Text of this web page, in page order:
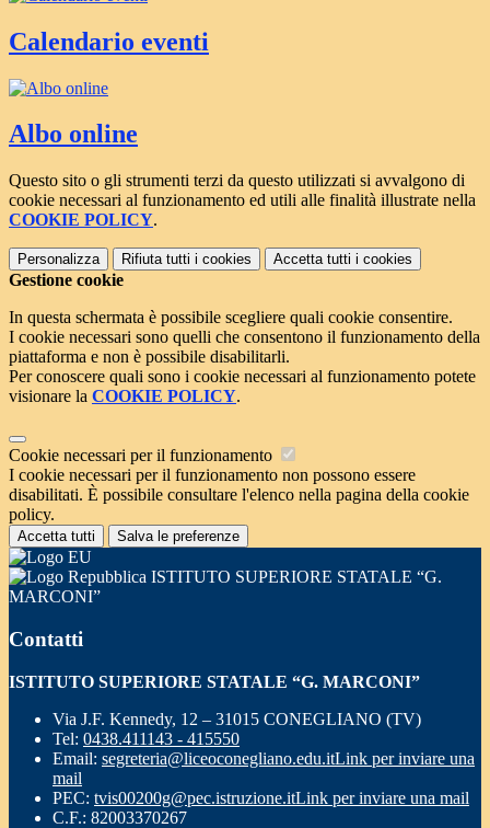
Calendario eventi
Albo online
Questo sito o gli strumenti terzi da questo utilizzati si avvalgono di
cookie necessari al funzionamento ed utili alle finalità illustrate nella
COOKIE POLICY.
Personalizza Rifiuta tutti i cookies Accetta tutti i cookies
Gestione cookie
In questa schermata è possibile scegliere quali cookie consentire.
I cookie necessari sono quelli che consentono il funzionamento della
piattaforma e non è possibile disabilitarli.
Per conoscere quali sono i cookie necessari al funzionamento potete
visionare la COOKIE POLICY.
Cookie necessari per il funzionamento
I cookie necessari per il funzionamento non possono essere
disabilitati. È possibile consultare l'elenco nella pagina della cookie
policy.
Accetta tutti Salva le preferenze
ISTITUTO SUPERIORE STATALE “G.
MARCONI”
Contatti
ISTITUTO SUPERIORE STATALE “G. MARCONI”
Via J.F. Kennedy, 12 – 31015 CONEGLIANO (TV)
Tel: 0438.411143 - 415550
Email: segreteria@liceoconegliano.edu.itLink per inviare una
mail
PEC: tvis00200g@pec.istruzione.itLink per inviare una mail
C.F.: 82003370267